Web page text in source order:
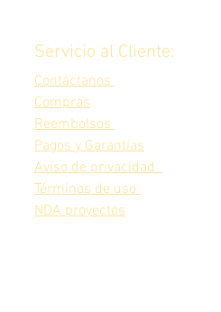
Servicio al Cliente:
Contáctanos
Compras
Reembolsos
Pagos y Garantías
Aviso de privacidad
Términos de uso
NDA proyectos